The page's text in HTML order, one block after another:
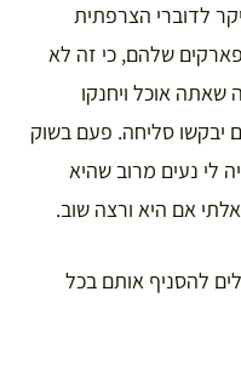
לדוברי הצרפתית
שלהם, כי זה לא
שאתה אוכל ויחנקו
יבקשו סליחה. פעם בשוק
נעים מרוב שהיא
אם היא ורצה שוב.
להסניף אותם בכל